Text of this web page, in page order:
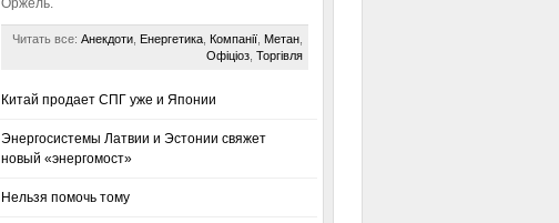
Оржель.
Читать все: Анекдоти, Енергетика, Компанії, Метан,
Офіціоз, Торгівля
Китай продает СПГ уже и Японии
Энергосистемы Латвии и Эстонии свяжет
новый «энергомост»
Нельзя помочь тому